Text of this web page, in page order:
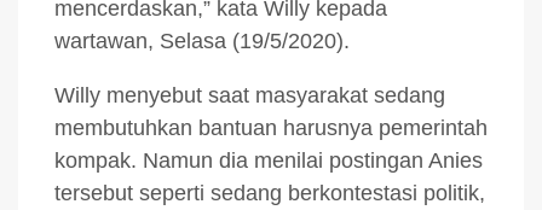
mencerdaskan,” kata Willy kepada
wartawan, Selasa (19/5/2020).
Willy menyebut saat masyarakat sedang
membutuhkan bantuan harusnya pemerintah
kompak. Namun dia menilai postingan Anies
tersebut seperti sedang berkontestasi politik,